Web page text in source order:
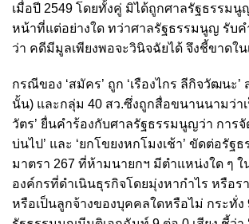
เมื่อปี 2549 โดยทั้งคู่ มิได้ถูกศาลรัฐธรรม
หน้าที่แต่อย่างใด ทว่าศาลรัฐธรรมนูญ รับค
ว่า คดีมีมูลเพียงพอจะวินิจฉัยได้ จึงชี้ขาดใน
กรณีของ ‘สมัคร’ ถูก ‘เรืองไกร ลีกิจวัฒนะ
นั้น) และกลุ่ม 40 สว.ซึ่งถูกสื่อขนานนามว่า
วัตร’ ยื่นคำร้องกับศาลรัฐธรรมนูญว่า การจั
บ่นไป’ และ ‘ยกโขยงหกโมงเช้า’ ขัดต่อรัฐ
มาตรา 267 ที่ห้ามนายกฯ มีตำแหน่งใด ๆ
องค์กรที่ดำเนินธุรกิจโดยมุ่งหากำไร หรือร
หรือเป็นลูกจ้างของบุคคลใดหรือไม่ กระทั่ง